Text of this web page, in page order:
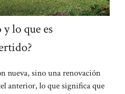
lo que es
nueva, sino una renovación
anterior, lo que significa que